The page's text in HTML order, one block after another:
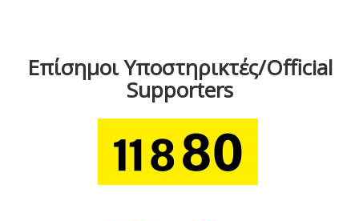
Επίσημοι Υποστηρικτές/Official
Supporters